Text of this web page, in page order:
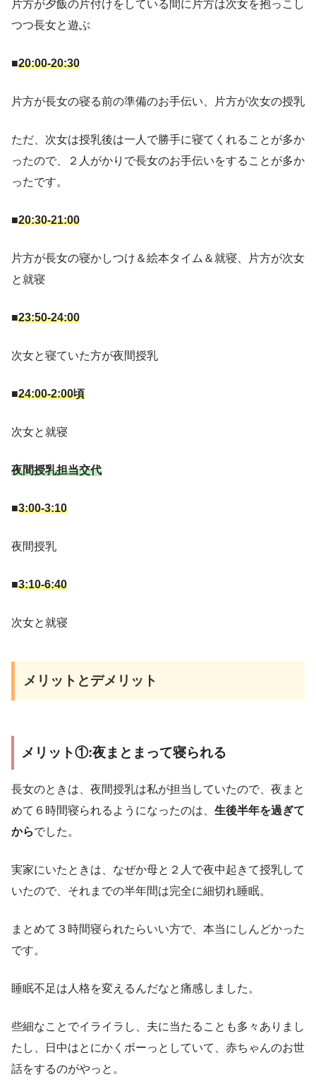
片方が夕飯の片付けをしている間に片方は次女を抱っこし
つつ長女と遊ぶ
■20:00-20:30
片方が長女の寝る前の準備のお手伝い、片方が次女の授乳
ただ、次女は授乳後は一人で勝手に寝てくれることが多か
ったので、２人がかりで長女のお手伝いをすることが多か
ったです。
■20:30-21:00
片方が長女の寝かしつけ＆絵本タイム＆就寝、片方が次女
と就寝
■23:50-24:00
次女と寝ていた方が夜間授乳
■24:00-2:00頃
次女と就寝
夜間授乳担当交代
■3:00-3:10
夜間授乳
■3:10-6:40
次女と就寝
メリットとデメリット
メリット①:夜まとまって寝られる
長女のときは、夜間授乳は私が担当していたので、夜まと
めて６時間寝られるようになったのは、 生後半年を過ぎて
からでした。
実家にいたときは、なぜか母と２人で夜中起きて授乳して
いたので、それまでの半年間は完全に細切れ睡眠。
まとめて３時間寝られたらいい方で、本当にしんどかった
です。
睡眠不足は人格を変えるんだなと痛感しました。
些細なことでイライラし、夫に当たることも多々ありまし
たし、日中はとにかくボーっとしていて、赤ちゃんのお世
話をするのがやっと。